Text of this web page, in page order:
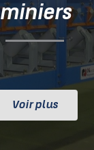
miniers
Voir plus